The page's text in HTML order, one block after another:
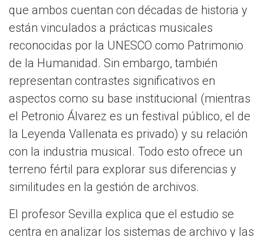
que ambos cuentan con décadas de historia y
están vinculados a prácticas musicales
reconocidas por la UNESCO como Patrimonio
de la Humanidad. Sin embargo, también
representan contrastes significativos en
aspectos como su base institucional (mientras
el Petronio Álvarez es un festival público, el de
la Leyenda Vallenata es privado) y su relación
con la industria musical. Todo esto ofrece un
terreno fértil para explorar sus diferencias y
similitudes en la gestión de archivos.
El profesor Sevilla explica que el estudio se
centra en analizar los sistemas de archivo y las